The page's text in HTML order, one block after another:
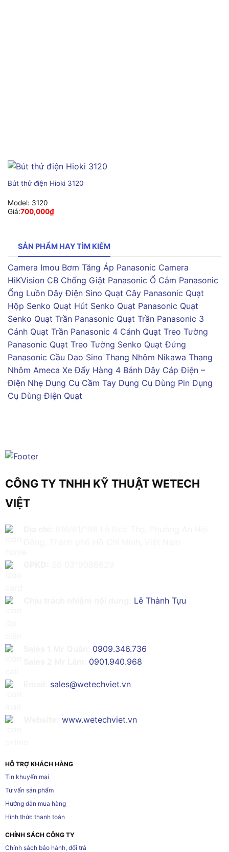
Bút thử điện Hioki 3120
Model: 3120
Giá:700,000₫
SẢN PHẨM HAY TÌM KIẾM
Camera Imou Bơm Tăng Áp Panasonic Camera
HiKVision CB Chống Giật Panasonic Ổ Cắm Panasonic
Ống Luồn Dây Điện Sino Quạt Cây Panasonic Quạt
Hộp Senko Quạt Hút Senko Quạt Panasonic Quạt
Senko Quạt Trần Panasonic Quạt Trần Panasonic 3
Cánh Quạt Trần Panasonic 4 Cánh Quạt Treo Tường
Panasonic Quạt Treo Tường Senko Quạt Đứng
Panasonic Cầu Dao Sino Thang Nhôm Nikawa Thang
Nhôm Ameca Xe Đẩy Hàng 4 Bánh Dây Cáp Điện –
Điện Nhẹ Dụng Cụ Cầm Tay Dụng Cụ Dùng Pin Dụng
Cụ Dùng Điện Quạt
CÔNG TY TNHH KỸ THUẬT WETECH
VIỆT
Lê Thành Tựu
0909.346.736
0901.940.968
sales@wetechviet.vn
www.wetechviet.vn
HỖ TRỢ KHÁCH HÀNG
Tin khuyến mại
Tư vấn sản phẩm
Hướng dẫn mua hàng
Hình thức thanh toán
CHÍNH SÁCH CÔNG TY
Chính sách bảo hành, đổi trả